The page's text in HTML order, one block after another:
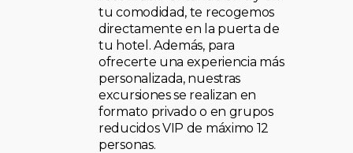
tu comodidad, te recogemos
directamente en la puerta de
tu hotel. Además, para
ofrecerte una experiencia más
personalizada, nuestras
excursiones se realizan en
formato privado o en grupos
reducidos VIP de máximo 12
personas.